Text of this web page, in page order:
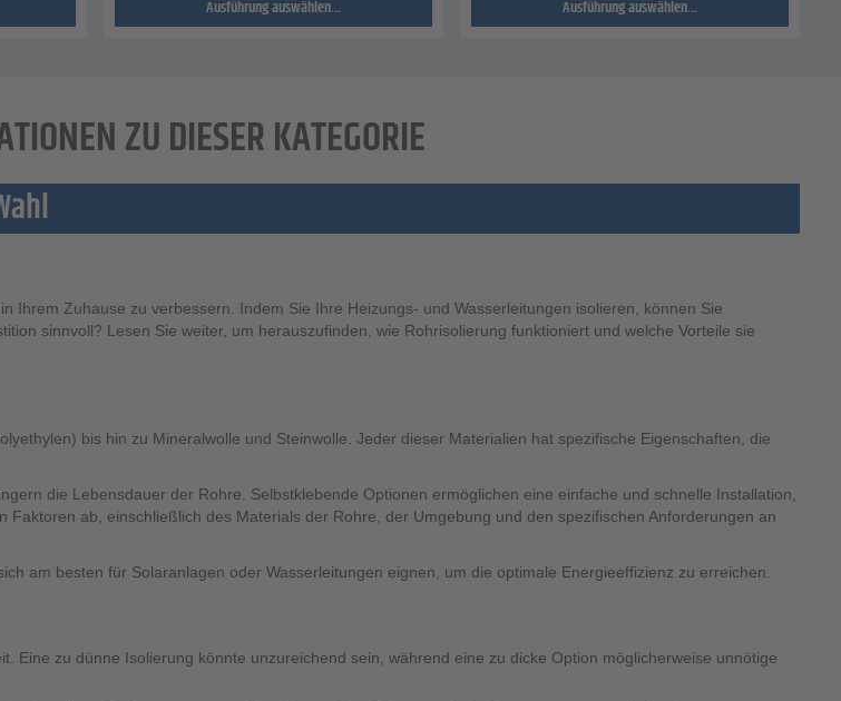
Ausführung auswählen... Ausführung auswählen...
ZU DIESER KATEGORIE
Zuhause zu verbessern. Indem Sie Ihre Heizungs- und Wasserleitungen isolieren, können Sie
sinnvoll? Lesen Sie weiter, um herauszufinden, wie Rohrisolierung funktioniert und welche Vorteile sie
bis hin zu Mineralwolle und Steinwolle. Jeder dieser Materialien hat spezifische Eigenschaften, die
die Lebensdauer der Rohre. Selbstklebende Optionen ermöglichen eine einfache und schnelle Installation,
ab, einschließlich des Materials der Rohre, der Umgebung und den spezifischen Anforderungen an
am besten für Solaranlagen oder Wasserleitungen eignen, um die optimale Energieeffizienz zu erreichen.
Eine zu dünne Isolierung könnte unzureichend sein, während eine zu dicke Option möglicherweise unnötige